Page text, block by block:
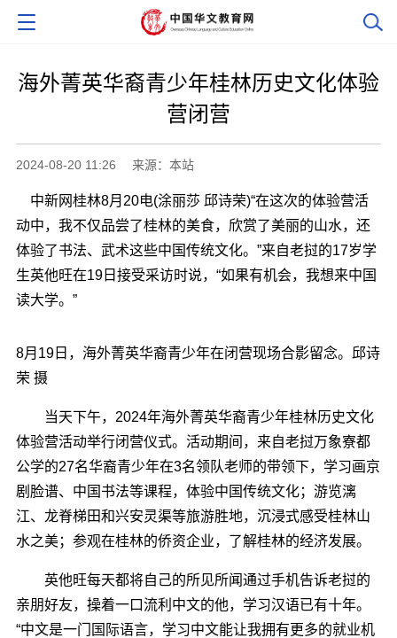
海外菁英华裔青少年桂林历史文化体验
营闭营
2024-08-20 11:26 来源：本站
中新网桂林8月20电(涂丽莎 邱诗荣)“在这次的体验营活
动中，我不仅品尝了桂林的美食，欣赏了美丽的山水，还
体验了书法、武术这些中国传统文化。”来自老挝的17岁学
生英他旺在19日接受采访时说，“如果有机会，我想来中国
读大学。”
8月19日，海外菁英华裔青少年在闭营现场合影留念。邱诗
荣 摄
当天下午，2024年海外菁英华裔青少年桂林历史文化
体验营活动举行闭营仪式。活动期间，来自老挝万象寮都
公学的27名华裔青少年在3名领队老师的带领下，学习画京
剧脸谱、中国书法等课程，体验中国传统文化；游览漓
江、龙脊梯田和兴安灵渠等旅游胜地，沉浸式感受桂林山
水之美；参观在桂林的侨资企业，了解桂林的经济发展。
英他旺每天都将自己的所见所闻通过手机告诉老挝的
亲朋好友，操着一口流利中文的他，学习汉语已有十年。
“中文是一门国际语言，学习中文能让我拥有更多的就业机